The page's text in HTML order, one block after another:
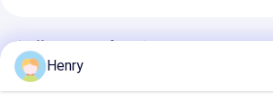
推薦されたプロダクト
Henry